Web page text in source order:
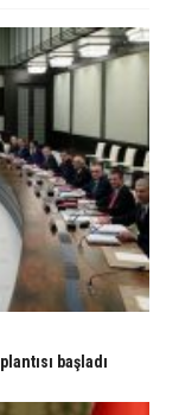
başladı